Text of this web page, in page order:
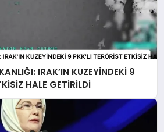
IRAK’IN KUZEYİNDEKİ 9
HALE GETİRİLDİ